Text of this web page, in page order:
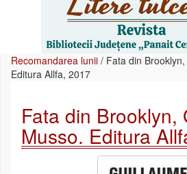
Recomandarea lunii / Fata din
Editura Allfa, 2017
Fata din Brooklyn,
Musso. Editura